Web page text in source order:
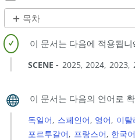
PDF
로
저
장
목차
스
내
기
SCENE 2025 2024 2023
독일어 스페인어 영어 이
포르투갈어 프랑스어 한국어